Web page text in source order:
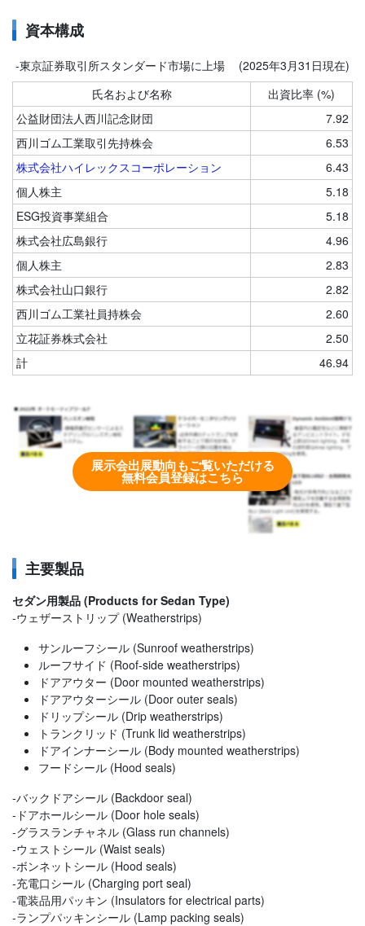
資本構成
-東京証券取引所スタンダード市場に上場
(2025年3月31日現在)
氏名および名称
出資比率 (%)
公益財団法人西川記念財団
7.92
西川ゴム工業取引先持株会
6.53
株式会社ハイレックスコーポレーション
6.43
個人株主
5.18
ESG投資事業組合
5.18
株式会社広島銀行
4.96
個人株主
2.83
株式会社山口銀行
2.82
西川ゴム工業社員持株会
2.60
立花証券株式会社
2.50
計
46.94
展示会出展動向もご覧いただける
無料会員登録はこちら
主要製品
セダン用製品 (Products for Sedan Type)
-ウェザーストリップ (Weatherstrips)
サンルーフシール (Sunroof weatherstrips)
ルーフサイド (Roof-side weatherstrips)
ドアアウター (Door mounted weatherstrips)
ドアアウターシール (Door outer seals)
ドリップシール (Drip weatherstrips)
トランクリッド (Trunk lid weatherstrips)
ドアインナーシール (Body mounted weatherstrips)
フードシール (Hood seals)
-バックドアシール (Backdoor seal)
-ドアホールシール (Door hole seals)
-グラスランチャネル (Glass run channels)
-ウェストシール (Waist seals)
-ボンネットシール (Hood seals)
-充電口シール (Charging port seal)
-電装品用パッキン (Insulators for electrical parts)
-ランプパッキンシール (Lamp packing seals)